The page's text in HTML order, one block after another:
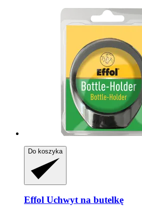
Do koszyka
Effol Uchwyt na butelkę